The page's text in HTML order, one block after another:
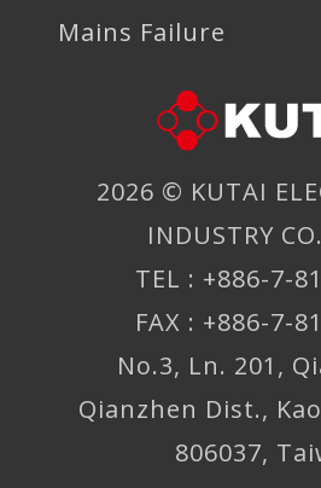
Mains Failure
2026 © KUTAI
INDUSTRY
TEL : +886-7-
FAX : +886-7-
No.3, Ln. 201,
Qianzhen Dist.,
806037,